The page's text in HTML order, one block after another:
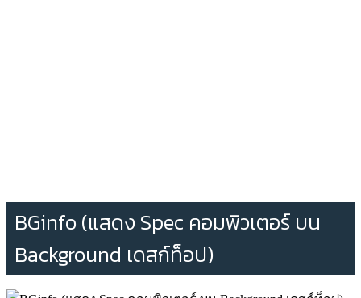
BGinfo (แสดง Spec คอมพิวเตอร์ บน
Background เดสก์ท็อป)